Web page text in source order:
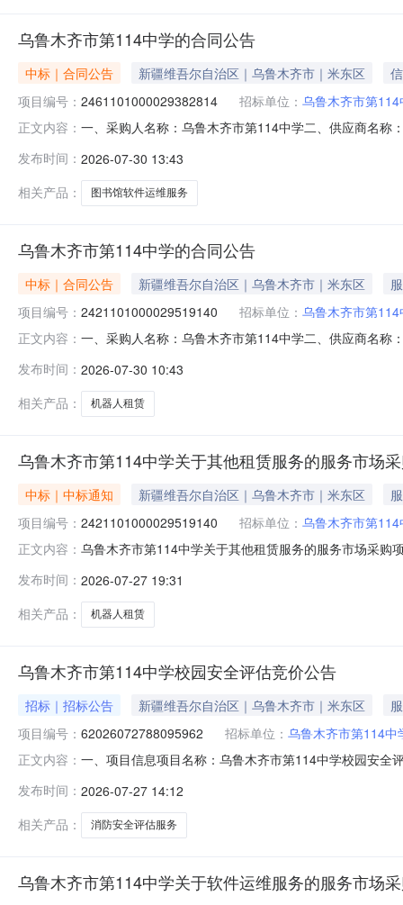
乌鲁木齐市第114中学的合同公告
中标｜合同公告 新疆维吾尔自治区｜乌鲁木齐市｜米东区
项目编号： 2461101000029382814 招标单位： 乌鲁木齐市第114
正文内容： 一、采购人名称：乌鲁木齐市第114中学二、供应商名称
服务要求或标的基本概况：七、其它事项：详见附件中
发布时间： 2026-07-30 13:43
相关产品：
图书馆软件运维服务
乌鲁木齐市第114中学的合同公告
中标｜合同公告 新疆维吾尔自治区｜乌鲁木齐市｜米东区
项目编号： 2421101000029519140 招标单位： 乌鲁木齐市第114
正文内容： 一、采购人名称：乌鲁木齐市第114中学二、供应商名称
务要求或标的基本概况：七、其它事项：详见附件中的
发布时间： 2026-07-30 10:43
相关产品：
机器人租赁
乌鲁木齐市第114中学关于其他租赁服务的服务市场
中标｜中标通知 新疆维吾尔自治区｜乌鲁木齐市｜米东区
项目编号： 2421101000029519140 招标单位： 乌鲁木齐市第114
正文内容： 乌鲁木齐市第114中学关于其他租赁服务的服务市场采
码:650109项目所在行政区划名称:新疆维吾尔自治区乌
发布时间： 2026-07-27 19:31
相关产品：
机器人租赁
乌鲁木齐市第114中学校园安全评估竞价公告
招标｜招标公告 新疆维吾尔自治区｜乌鲁木齐市｜米东区
项目编号： 62026072788095962 招标单位： 乌鲁木齐市第114中
正文内容： 一、项目信息项目名称：乌鲁木齐市第114中学校园安
金额(元)意向品牌消防安全评估服务核心参数要求:商品
发布时间： 2026-07-27 14:12
相关产品：
消防安全评估服务
乌鲁木齐市第114中学关于软件运维服务的服务市场